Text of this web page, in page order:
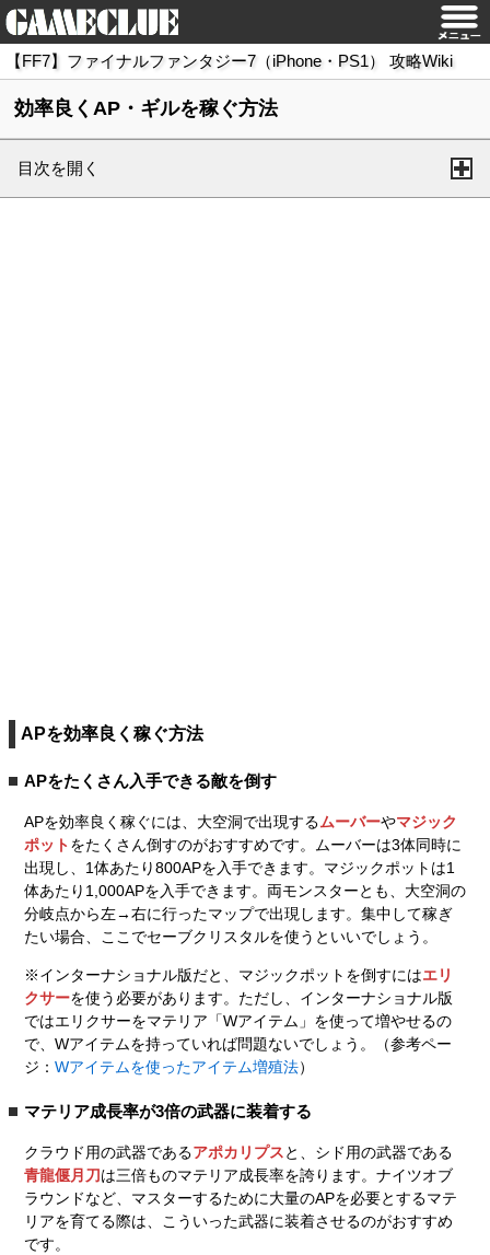
【FF7】ファイナルファンタジー7（iPhone・PS1） 攻略Wiki
効率良くAP・ギルを稼ぐ方法
目次を開く
APを効率良く稼ぐ方法
APをたくさん入手できる敵を倒す
APを効率良く稼ぐには、大空洞で出現するムーバーやマジック
ポットをたくさん倒すのがおすすめです。ムーバーは3体同時に
出現し、1体あたり800APを入手できます。マジックポットは1
体あたり1,000APを入手できます。両モンスターとも、大空洞の
分岐点から左→右に行ったマップで出現します。集中して稼ぎ
たい場合、ここでセーブクリスタルを使うといいでしょう。
※インターナショナル版だと、マジックポットを倒すにはエリ
クサーを使う必要があります。ただし、インターナショナル版
ではエリクサーをマテリア「Wアイテム」を使って増やせるの
で、Wアイテムを持っていれば問題ないでしょう。（参考ペー
ジ： Wアイテムを使ったアイテム増殖法）
マテリア成長率が3倍の武器に装着する
クラウド用の武器であるアポカリプスと、シド用の武器である
青龍偃月刀は三倍ものマテリア成長率を誇ります。ナイツオブ
ラウンドなど、マスターするために大量のAPを必要とするマテ
リアを育てる際は、こういった武器に装着させるのがおすすめ
です。